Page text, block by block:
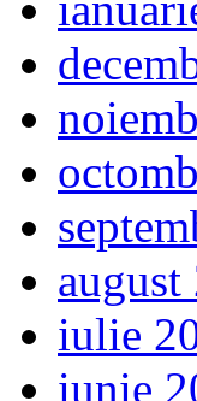
august
iulie
iunie